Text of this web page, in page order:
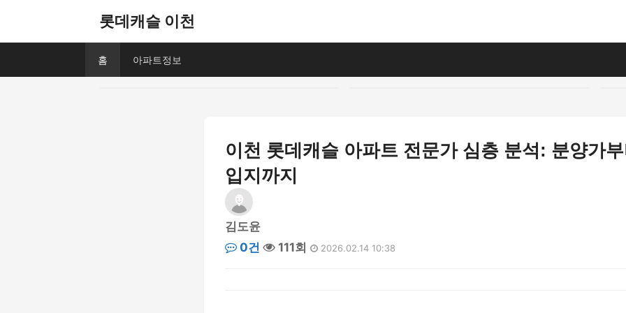
롯데캐슬 이천
홈 아파트정보
이천 롯데캐슬 아파트 전문가 심층 분석: 분양가
입지까지
김도윤
0건
111회 2026.02.14 10:38